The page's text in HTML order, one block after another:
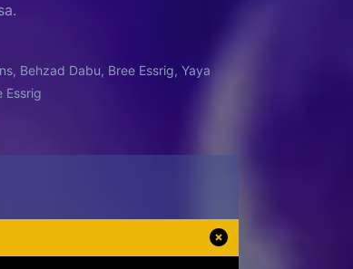
Behzad Dabu, Bree Essrig, Yaya
Essrig